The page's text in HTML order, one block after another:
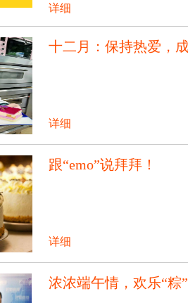
详细
十二月：保持热爱，
详细
跟“emo”说拜拜！
详细
浓浓端午情，欢乐“